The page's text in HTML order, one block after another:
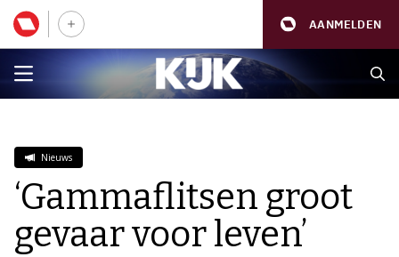
AANMELDEN
Nieuws
‘Gammaflitsen groot
gevaar voor leven’